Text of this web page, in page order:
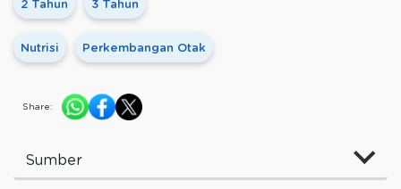
2 Tahun 3 Tahun
Nutrisi Perkembangan Otak
Share:
Sumber